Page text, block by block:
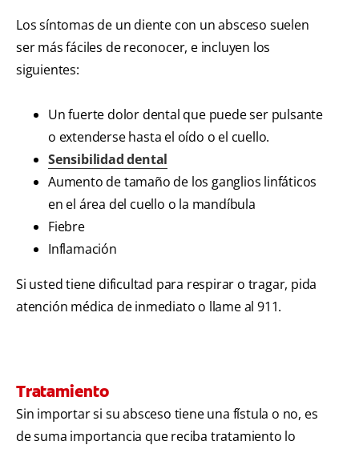
Los síntomas de un diente con un absceso suelen
ser más fáciles de reconocer, e incluyen los
siguientes:
Un fuerte dolor dental que puede ser pulsante
o extenderse hasta el oído o el cuello.
Sensibilidad dental
Aumento de tamaño de los ganglios linfáticos
en el área del cuello o la mandíbula
Fiebre
Inflamación
Si usted tiene dificultad para respirar o tragar, pida
atención médica de inmediato o llame al 911.
Tratamiento
Sin importar si su absceso tiene una fístula o no, es
de suma importancia que reciba tratamiento lo